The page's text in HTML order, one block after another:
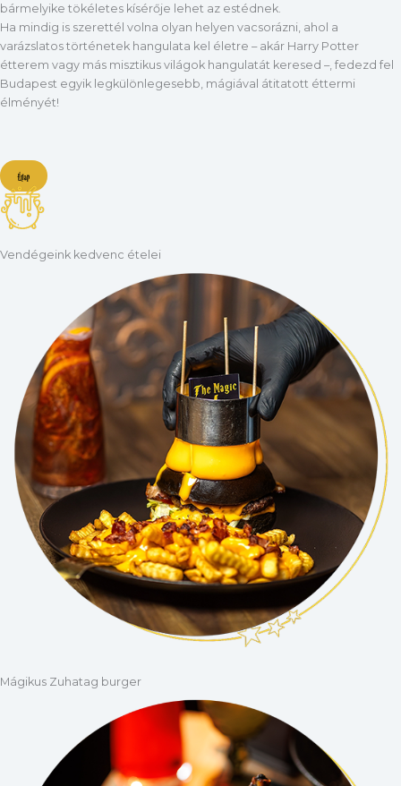
bármelyike tökéletes kísérője lehet az estédnek.
Ha mindig is szerettél volna olyan helyen vacsorázni, ahol a
varázslatos történetek hangulata kel életre – akár Harry Potter
étterem vagy más misztikus világok hangulatát keresed –, fedezd fel
Budapest egyik legkülönlegesebb, mágiával átitatott éttermi
élményét!
Étlap
Vendégeink kedvenc ételei
Mágikus Zuhatag burger